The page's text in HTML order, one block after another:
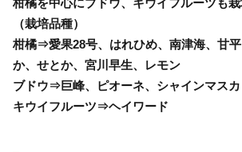
（栽培品種）
柑橘⇒愛果28号、はれひめ、南津海、甘
か、せとか、宮川早生、レモン
ブドウ⇒巨峰、ピオーネ、シャインマスカ
キウイフルーツ⇒ヘイワード